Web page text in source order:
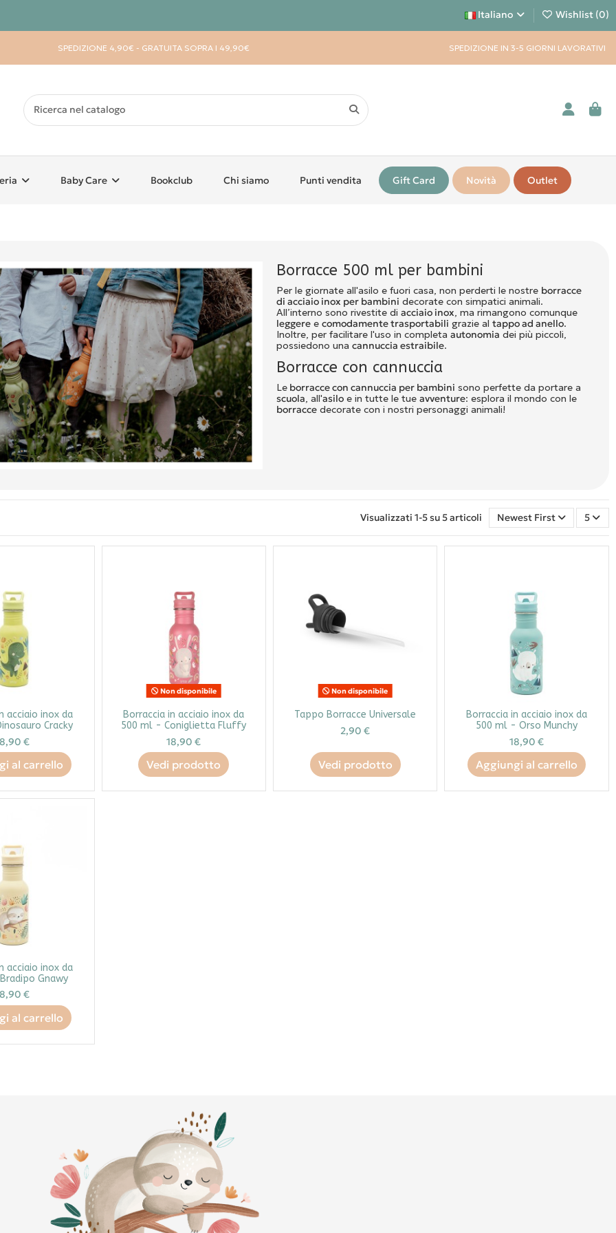
Italiano Wishlist (0)
SPEDIZIONE 4,90€ - GRATUITA SOPRA I 49,90€ SPEDIZIONE IN 3-5 GIORNI LAVORATIVI
Baby Care Bookclub Chi siamo Punti vendita Gift Card Novità Outlet
Borracce 500 ml per bambini
Per le giornate all'asilo e fuori casa, non perderti le nostre borracce
di acciaio inox per bambini decorate con simpatici animali.
All’interno sono rivestite di acciaio inox, ma rimangono comunque
leggere e comodamente trasportabili grazie al tappo ad anello.
Inoltre, per facilitare l'uso in completa autonomia dei più piccoli,
possiedono una cannuccia estraibile.
Borracce con cannuccia
Le borracce con cannuccia per bambini sono perfette da portare a
scuola, all'asilo e in tutte le tue avventure: esplora il mondo con le
borracce decorate con i nostri personaggi animali!
Visualizzati 1-5 su 5 articoli Newest First 5
acciaio inox da
Cracky
€
al carrello
Non disponibile
Borraccia in acciaio inox da
500 ml - Coniglietta Fluffy
18,90 €
Vedi prodotto
Non disponibile
Tappo Borracce Universale
2,90 €
Vedi prodotto
Borraccia in acciaio inox da
500 ml - Orso Munchy
18,90 €
Aggiungi al carrello
acciaio inox da
Gnawy
€
al carrello